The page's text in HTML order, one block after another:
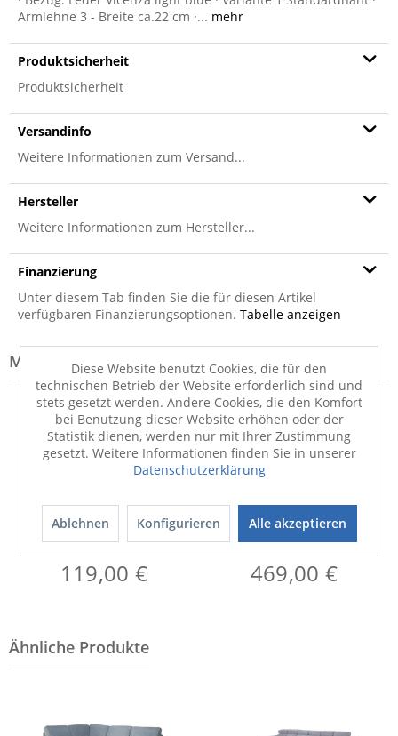
Armlehne 3 - Breite ca.22 cm ·... mehr
Produktsicherheit
Produktsicherheit
Versandinfo
Weitere Informationen zum Versand...
Hersteller
Weitere Informationen zum Hersteller...
Finanzierung
Unter diesem Tab finden Sie die für diesen Artikel
verfügbaren Finanzierungsoptionen. Tabelle anzeigen
Modell-Familie: COLLINS
Armlehnenkissen
119,00 €
Hockerbank
469,00 €
Diese Website benutzt Cookies, die für den
technischen Betrieb der Website erforderlich sind und
stets gesetzt werden. Andere Cookies, die den Komfort
bei Benutzung dieser Website erhöhen oder der
Statistik dienen, werden nur mit Ihrer Zustimmung
gesetzt. Weitere Informationen finden Sie in unserer
Datenschutzerklärung
Ablehnen Konfigurieren Alle akzeptieren